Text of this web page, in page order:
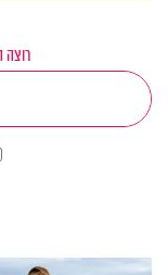
רוצה